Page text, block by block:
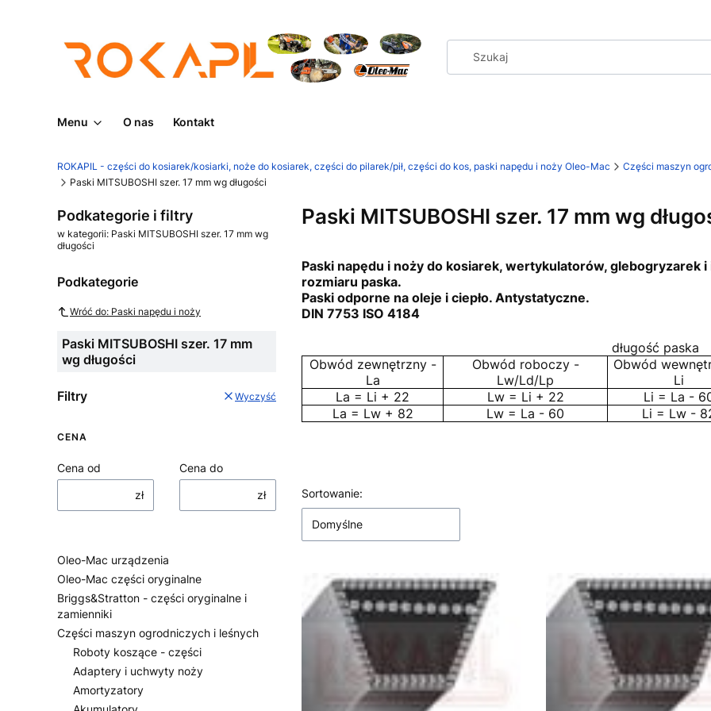
Menu O nas Kontakt
ROKAPIL - części do kosiarek/kosiarki, noże do kosiarek, części do pilarek/pił, części do kos, paski napędu i noży Oleo-Mac Części maszyn
Paski MITSUBOSHI szer. 17 mm wg długości
Podkategorie i filtry
w kategorii: Paski MITSUBOSHI szer. 17 mm wg
długości
Podkategorie
Wróć do: Paski napędu i noży
Paski MITSUBOSHI szer. 17 mm
wg długości
Filtry Wyczyść
CENA
Cena od
zł
Cena do
zł
Oleo-Mac urządzenia
Oleo-Mac części oryginalne
Briggs&Stratton - części oryginalne i
zamienniki
Części maszyn ogrodniczych i leśnych
Roboty koszące - części
Adaptery i uchwyty noży
Amortyzatory
Paski MITSUBOSHI szer. 17 mm wg
Paski napędu i noży do kosiarek, wertykulatorów, glebogryzarek
rozmiaru paska.
Paski odporne na oleje i ciepło. Antystatyczne.
DIN 7753 ISO 4184
długość paska
Obwód zewnętrzny -
La
Obwód roboczy -
Lw/Ld/Lp
Obwód
Li
La = Li + 22
Lw = Li + 22
Li = La -
La = Lw + 82
Lw = La - 60 Li = Lw -
Lista produktów
Sortowanie:
Domyślne